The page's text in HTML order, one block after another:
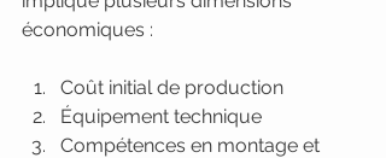
économiques :
Coût initial de production
Équipement technique
Compétences en montage et